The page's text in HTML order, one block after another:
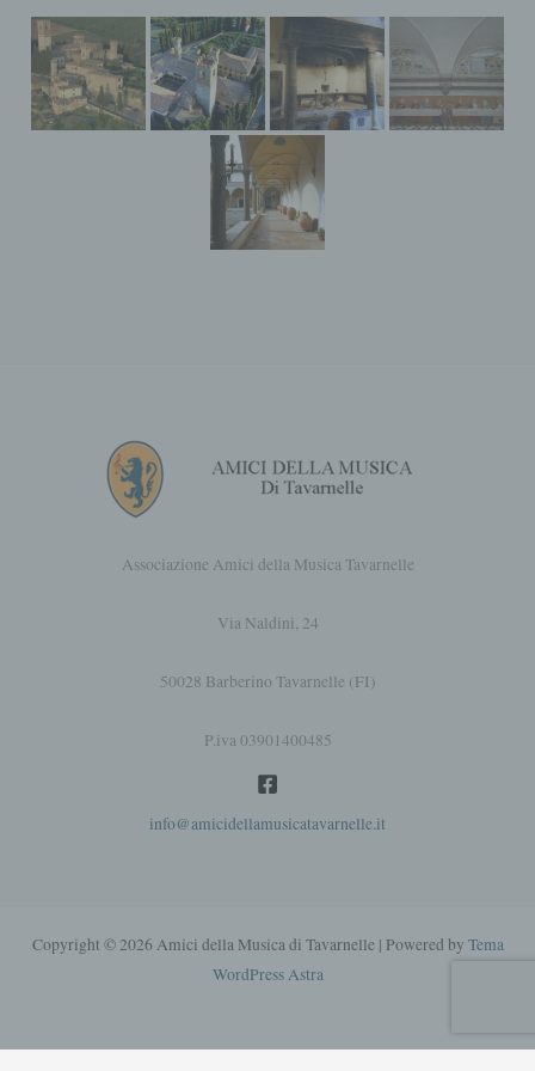
Associazione Amici della Musica Tavarnelle
Via Naldini, 24
50028 Barberino Tavarnelle (FI)
P.iva 03901400485
info@amicidellamusicatavarnelle.it
Copyright © 2026 Amici della Musica di Tavarnelle | Powered by Tema
WordPress Astra
fisica identificata o identificabile i cui dati
personali sono trattati dal titolare del
trattamento.
c) Elaborazione
Il trattamento è qualsiasi operazione o
insieme di operazioni, compiute con o senza
l'ausilio di mezzi automatizzati, concernenti
dati personali, come la raccolta, la
registrazione, l'organizzazione,
d) Restrizione dell'elaborazione
Restrizione del trattamento è la marcatura
dei dati personali memorizzati al fine di
Profiling è qualsiasi trattamento
nell'utilizzare tali dati personali per valutare
prevedere aspetti relativi all'esecuzione del
lavoro, alla situazione economica, allo stato
di salute, alle preferenze personali, agli
interessi, all'affidabilità, al comportamento, al
Pseudonimizzazione è il trattamento dei dati
personali in modo tale che i dati personali
non possano più essere attribuiti a un
che tali informazioni supplementari siano